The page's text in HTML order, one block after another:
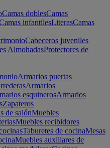
Camas doblesCamas
infantilesLiterasCamas
Cabeceros juveniles
AlmohadasProtectores de
Armarios puertas
Armarios
esquinerosArmarios
Zapateros
de salónMuebles
Muebles recibidores
Taburetes de cocinaMesas
Muebles auxiliares de